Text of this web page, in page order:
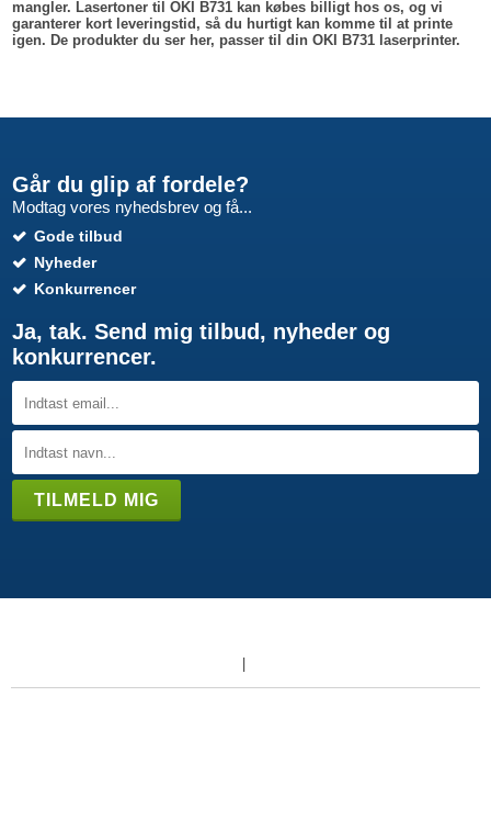
mangler. Lasertoner til OKI B731 kan købes billigt hos os, og vi
garanterer kort leveringstid, så du hurtigt kan komme til at printe
igen. De produkter du ser her, passer til din OKI B731 laserprinter.
Går du glip af fordele?
Modtag vores nyhedsbrev og få...
Gode tilbud
Nyheder
Konkurrencer
Ja, tak. Send mig tilbud, nyheder og
konkurrencer.